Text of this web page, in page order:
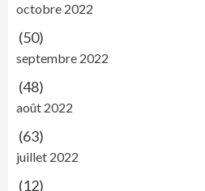
octobre 2022
(50)
septembre 2022
(48)
août 2022
(63)
juillet 2022
(12)